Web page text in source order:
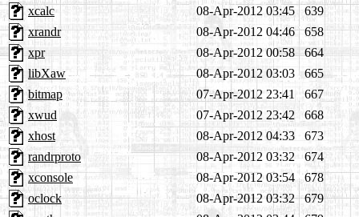
xcalc
08-Apr-2012 03:45
639
xrandr
08-Apr-2012 04:46
658
xpr
08-Apr-2012 00:58
664
libXaw
08-Apr-2012 03:03
665
bitmap
07-Apr-2012 23:41
667
xwud
07-Apr-2012 23:42
668
xhost
08-Apr-2012 04:33
673
randrproto
08-Apr-2012 03:32
674
xconsole
08-Apr-2012 03:54
678
oclock
08-Apr-2012 03:32
679